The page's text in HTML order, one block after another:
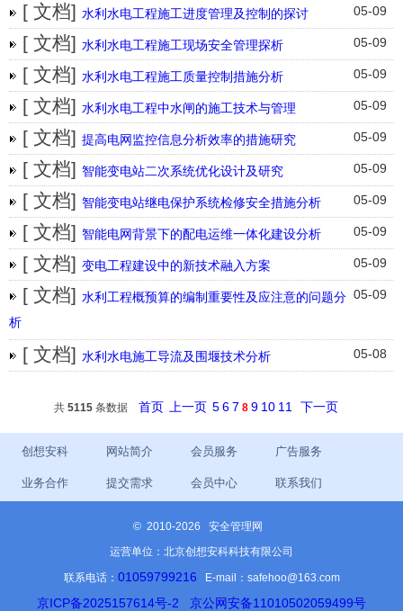
05-09
[ 文档] 水利水电工程施工进度管理及控制的探讨
05-09
[ 文档] 水利水电工程施工现场安全管理探析
05-09
[ 文档] 水利水电工程施工质量控制措施分析
05-09
[ 文档] 水利水电工程中水闸的施工技术与管理
05-09
[ 文档] 提高电网监控信息分析效率的措施研究
05-09
[ 文档] 智能变电站二次系统优化设计及研究
05-09
[ 文档] 智能变电站继电保护系统检修安全措施分析
05-09
[ 文档] 智能电网背景下的配电运维一体化建设分析
05-09
[ 文档] 变电工程建设中的新技术融入方案
05-09
[ 文档] 水利工程概预算的编制重要性及应注意的问题分
析
05-08
[ 文档] 水利水电施工导流及围堰技术分析
共5115 条数据首页 上一页 567 8 9 10 11 下一页
创想安科 网站简介 会员服务 广告服务
业务合作 提交需求 会员中心 联系我们
© 2010-2026 安全管理网
运营单位：北京创想安科科技有限公司
联系电话： 01059799216 E-mail：safehoo@163.com
京ICP备2025157614号-2 京公网安备11010502059499号